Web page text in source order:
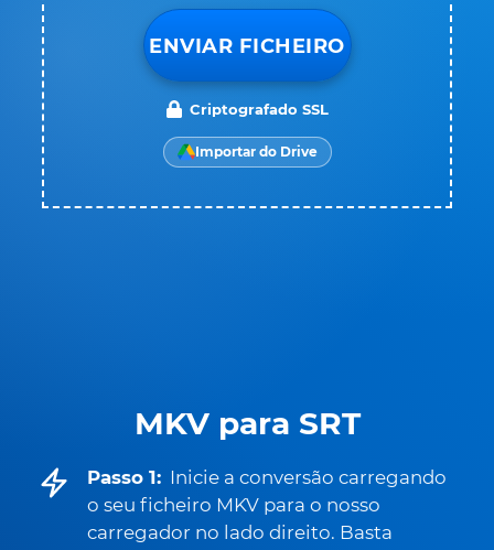
MKV para SRT
Passo 1: Inicie a conversão carregando
o seu ficheiro MKV para o nosso
carregador no lado direito. Basta
ENVIAR FICHEIRO
Criptografado SSL
Importar do Drive